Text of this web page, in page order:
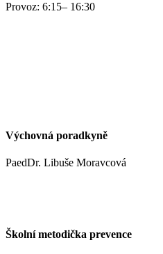
Provoz: 6:15– 16:30
Výchovná poradkyně
PaedDr. Libuše Moravcová
Školní metodička prevence